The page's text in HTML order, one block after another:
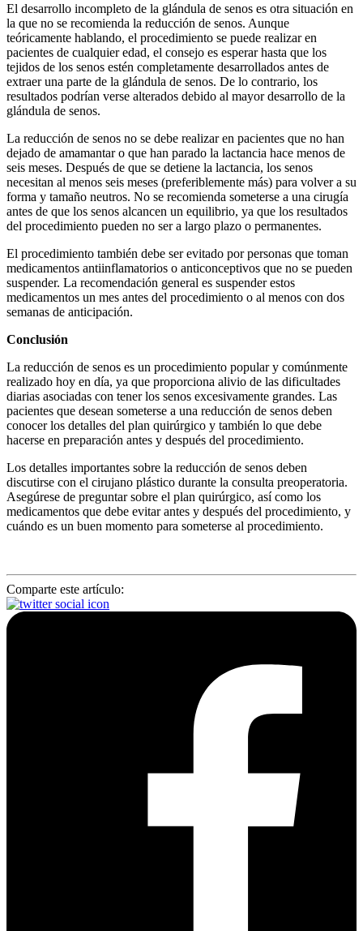
El desarrollo incompleto de la glándula de senos es otra situación en
la que no se recomienda la reducción de senos. Aunque
teóricamente hablando, el procedimiento se puede realizar en
pacientes de cualquier edad, el consejo es esperar hasta que los
tejidos de los senos estén completamente desarrollados antes de
extraer una parte de la glándula de senos. De lo contrario, los
resultados podrían verse alterados debido al mayor desarrollo de la
glándula de senos.
La reducción de senos no se debe realizar en pacientes que no han
dejado de amamantar o que han parado la lactancia hace menos de
seis meses. Después de que se detiene la lactancia, los senos
necesitan al menos seis meses (preferiblemente más) para volver a su
forma y tamaño neutros. No se recomienda someterse a una cirugía
antes de que los senos alcancen un equilibrio, ya que los resultados
del procedimiento pueden no ser a largo plazo o permanentes.
El procedimiento también debe ser evitado por personas que toman
medicamentos antiinflamatorios o anticonceptivos que no se pueden
suspender. La recomendación general es suspender estos
medicamentos un mes antes del procedimiento o al menos con dos
semanas de anticipación.
Conclusión
La reducción de senos es un procedimiento popular y comúnmente
realizado hoy en día, ya que proporciona alivio de las dificultades
diarias asociadas con tener los senos excesivamente grandes. Las
pacientes que desean someterse a una reducción de senos deben
conocer los detalles del plan quirúrgico y también lo que debe
hacerse en preparación antes y después del procedimiento.
Los detalles importantes sobre la reducción de senos deben
discutirse con el cirujano plástico durante la consulta preoperatoria.
Asegúrese de preguntar sobre el plan quirúrgico, así como los
medicamentos que debe evitar antes y después del procedimiento, y
cuándo es un buen momento para someterse al procedimiento.
Comparte este artículo: